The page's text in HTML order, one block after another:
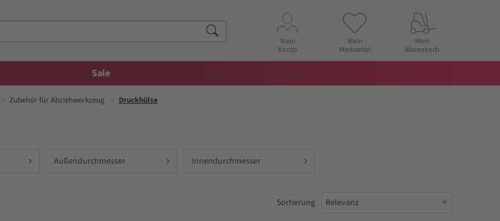
Mein
Konto
Mein
Merkzettel
Mein
Warenkorb
Sale
Zubehör für Abziehwerkzeug Druckhülse
Außendurchmesser Innendurchmesser
Sortierung